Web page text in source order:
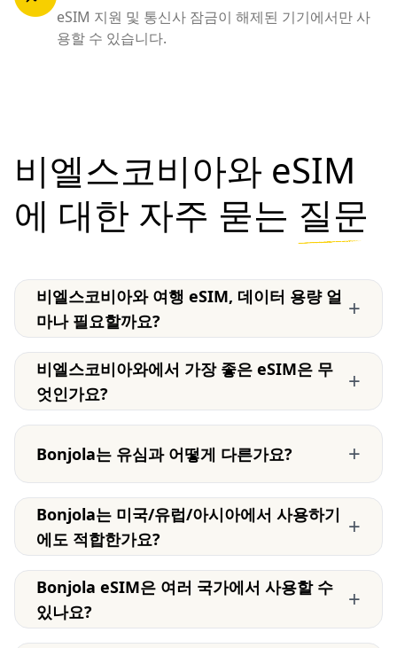
eSIM 지원 및 통신사 잠금이 해제된 기기에서만 사
용할 수 있습니다.
비엘스코비아와 eSIM
에 대한 자주 묻는 질문
비엘스코비아와 여행 eSIM, 데이터 용량 얼
마나 필요할까요?
+
비엘스코비아와에서 가장 좋은 eSIM은 무
엇인가요?
+
Bonjola는 유심과 어떻게 다른가요? +
Bonjola는 미국/유럽/아시아에서 사용하기
에도 적합한가요?
+
Bonjola eSIM은 여러 국가에서 사용할 수
있나요?
+